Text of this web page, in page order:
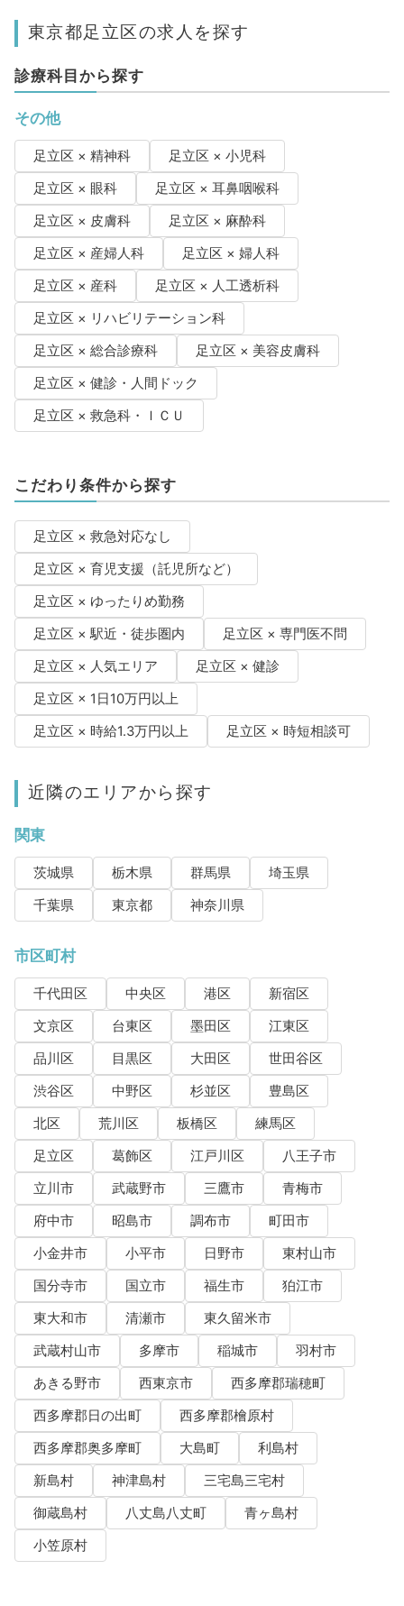
東京都足立区の求人を探す
診療科目から探す
その他
足立区 × 精神科
足立区 × 小児科
足立区 × 眼科
足立区 × 耳鼻咽喉科
足立区 × 皮膚科
足立区 × 麻酔科
足立区 × 産婦人科
足立区 × 婦人科
足立区 × 産科
足立区 × 人工透析科
足立区 × リハビリテーション科
足立区 × 総合診療科
足立区 × 美容皮膚科
足立区 × 健診・人間ドック
足立区 × 救急科・ＩＣＵ
こだわり条件から探す
足立区 × 救急対応なし
足立区 × 育児支援（託児所など）
足立区 × ゆったりめ勤務
足立区 × 駅近・徒歩圏内
足立区 × 専門医不問
足立区 × 人気エリア
足立区 × 健診
足立区 × 1日10万円以上
足立区 × 時給1.3万円以上
足立区 × 時短相談可
近隣のエリアから探す
関東
茨城県 栃木県 群馬県
埼玉県
千葉県
東京都 神奈川県
市区町村
千代田区 中央区 港区
新宿区
文京区
台東区 墨田区
江東区
品川区
目黒区 大田区
世田谷区
渋谷区
中野区 杉並区
豊島区
北区
荒川区 板橋区
練馬区
足立区
葛飾区 江戸川区
八王子市
立川市
武蔵野市 三鷹市
青梅市
府中市
昭島市 調布市
町田市
小金井市
小平市 日野市
東村山市
国分寺市
国立市 福生市
狛江市
東大和市
清瀬市
東久留米市
武蔵村山市
多摩市 稲城市
羽村市
あきる野市
西東京市
西多摩郡瑞穂町
西多摩郡日の出町
西多摩郡檜原村
西多摩郡奥多摩町
大島町
利島村
新島村
神津島村
三宅島三宅村
御蔵島村
八丈島八丈町
青ヶ島村
小笠原村